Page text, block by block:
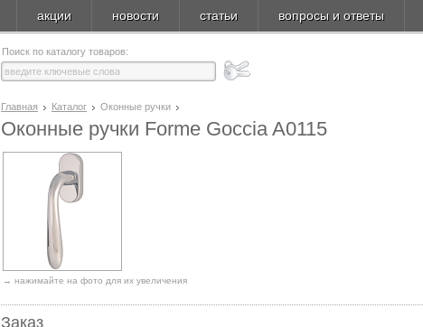
акции новости статьи вопросы и ответы
Поиск по каталогу товаров:
Главная Каталог Оконные ручки
Оконные ручки Forme Goccia A0115
→ нажимайте на фото для их увеличения
Заказ